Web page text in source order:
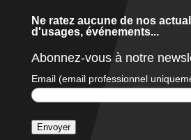
Ne ratez aucune de nos
d'usages, événements...
Abonnez-vous à notre
Email (email professionnel
Envoyer